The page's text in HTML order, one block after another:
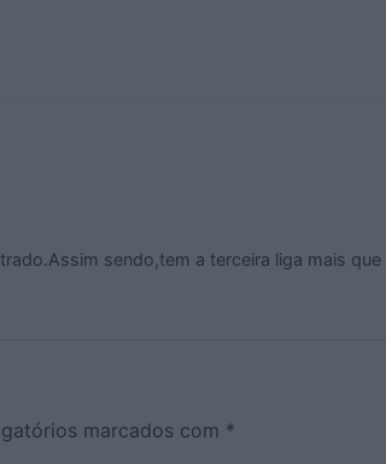
sendo,tem a terceira liga mais
marcados com *